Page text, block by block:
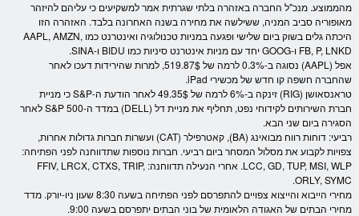
מהממוצע. מנכ"ל החברה באזהרה בלתי שגרתית אמר למשקיעים כי עליהם להיזהר
מאופוריה סביב המניה, ששילשה את מחירה בשנה האחרונה בלבד. האזהרה הזו
היכתה גלים בשוק ביום שלישי ופגעה במניות
טכנולוגיה ואינטרנט כמו AAPL, AMZN,
FB, P, LNKD ו-GOOG יחד עם
מניותאינטרנט סיניות כמו BIDU ו-SINA.
אפל (AAPL) נסוגה ב-0.3% לרמה של 519.87$, למרות שהירידות דעכו לאחר
שהחברה חשפה קו חדש של מכשירי iPad.
טראנסאושן (RIG) זינקה ב-6% לרמה של 49.35$ לאחר הודעת ה-S&P כי מניית
חברת השירותים לקידוחי נפט, תחליף את מניית דל (DELL) במדד ה-
S&P 500לאחר
הסגירה ביום שני הבא.
רביעי: דוחות רווח מבואינג (BA), קאטרפילר (CAT) ועשרות חברות גדולות אחרות,
צפויות לקבוע את מסלול המסחרביום רביעי. חברות נוספות שתדווחנה לפני הפתיחה:
LCC, GD, TUP, MSI, WLP. אחרי הנעילה תדווחנה: FFIV, LRCX, CTXS, TRIP,
ORLY, SYMC.
מחירי הייבוא והייצוא צפויים להתפרסם לפני הפתיחה בשעה 8:30 שעון ניו-יורק. מדד
מחירי הבתים של האגודה הלאומית של בוני הבתים יתפרסם בשעה 9:00.